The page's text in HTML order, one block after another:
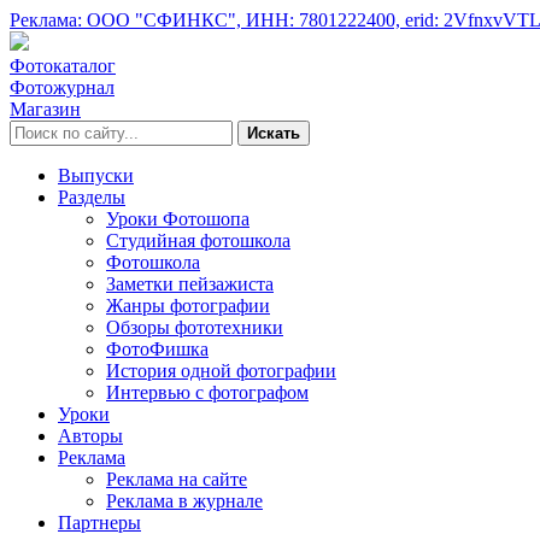
Реклама: ООО "СФИНКС", ИНН: 7801222400, erid:
Фотокаталог
Фотожурнал
Магазин
Искать
Выпуски
Разделы
Уроки Фотошопа
Студийная фотошкола
Фотошкола
Заметки пейзажиста
Жанры фотографии
Обзоры фототехники
ФотоФишка
История одной фотографии
Интервью с фотографом
Уроки
Авторы
Реклама
Реклама на сайте
Реклама в журнале
Партнеры